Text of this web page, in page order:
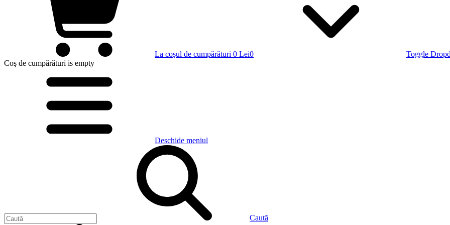
La coşul de cumpărături 0 Lei0
Toggle
Coş de cumpărături is empty
Deschide meniul
Caută